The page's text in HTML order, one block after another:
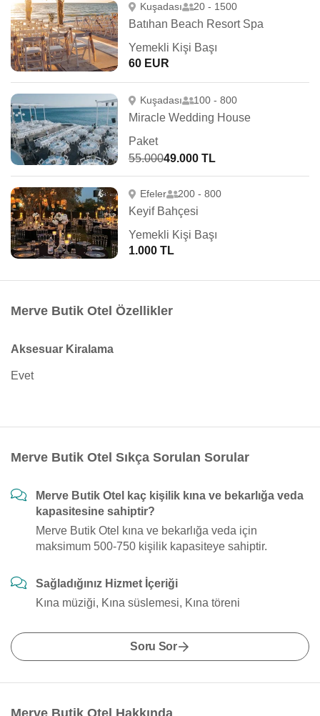
Kuşadası 20 - 1500
Batıhan Beach Resort Spa
Yemekli Kişi Başı
60 EUR
Kuşadası 100 - 800
Miracle Wedding House
Paket
55.00049.000 TL
Efeler 200 - 800
Keyif Bahçesi
Yemekli Kişi Başı
1.000 TL
Merve Butik Otel Özellikler
Aksesuar Kiralama
Evet
Merve Butik Otel Sıkça Sorulan Sorular
Merve Butik Otel kaç kişilik kına ve bekarlığa veda
kapasitesine sahiptir?
Merve Butik Otel kına ve bekarlığa veda için
maksimum 500-750 kişilik kapasiteye sahiptir.
Sağladığınız Hizmet İçeriği
Kına müziği, Kına süslemesi, Kına töreni
Soru Sor
Merve Butik Otel Hakkında